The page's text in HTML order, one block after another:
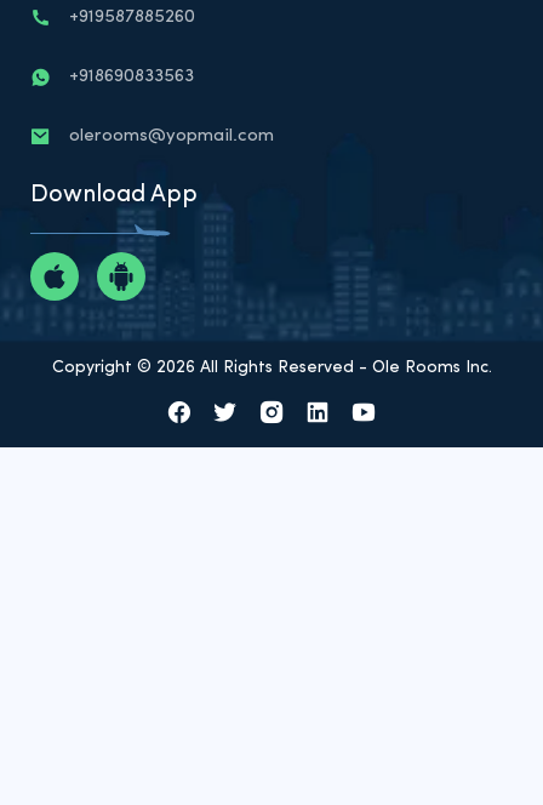
+919587885260
+918690833563
olerooms@yopmail.com
Download App
Copyright © 2026 All Rights Reserved - Ole Rooms Inc.